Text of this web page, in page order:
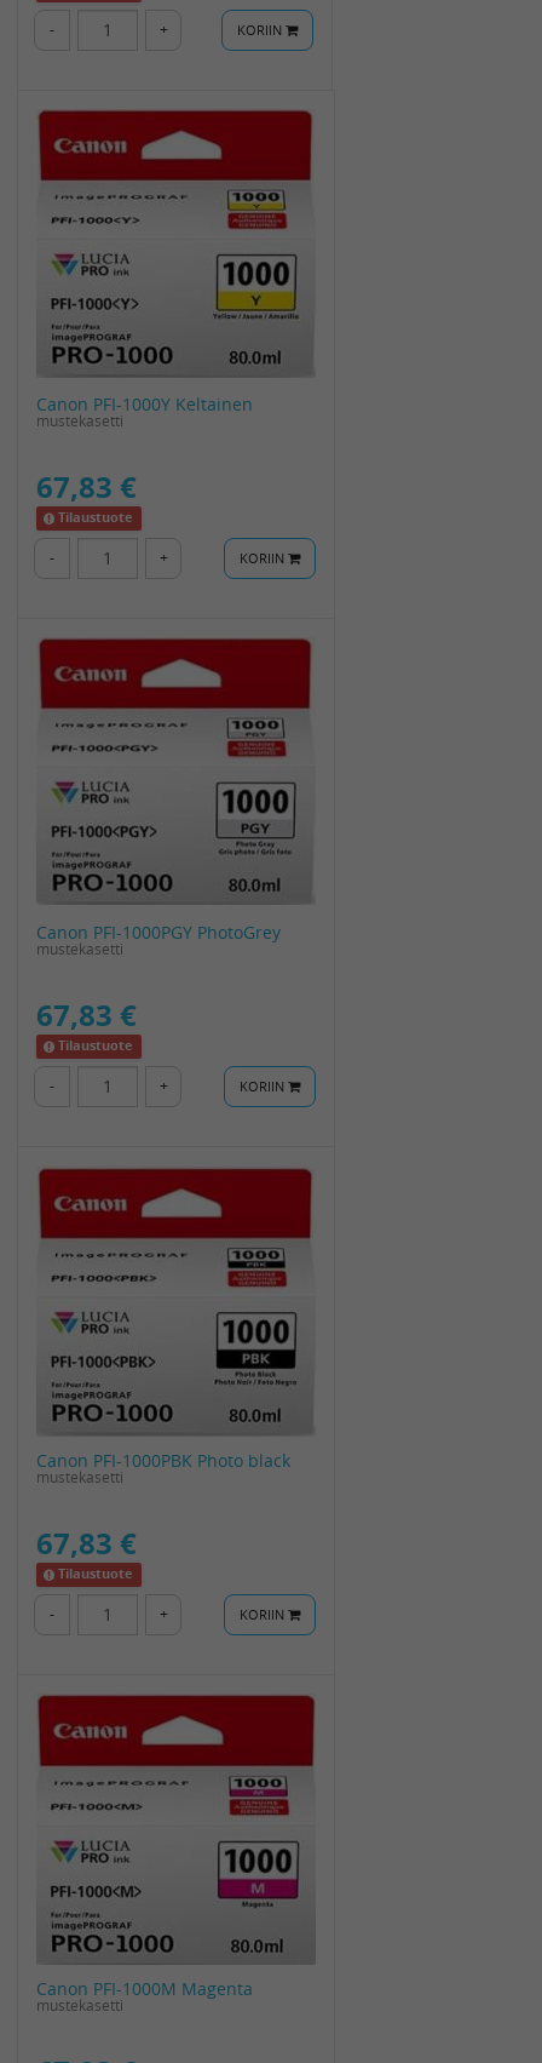
- + KORIIN
Canon PFI-1000Y Keltainen
mustekasetti
67,83 €
Tilaustuote
- + KORIIN
Canon PFI-1000PGY PhotoGrey
mustekasetti
67,83 €
Tilaustuote
- + KORIIN
Canon PFI-1000PBK Photo black
mustekasetti
67,83 €
Tilaustuote
- + KORIIN
Canon PFI-1000M Magenta
mustekasetti